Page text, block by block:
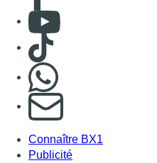
Consulter Youtube
Consulter TikTok
S'abonner à notre
Connaître BX1
Publicité